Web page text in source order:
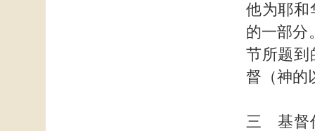
他为耶和
的一部分
节所题到
督（神的
三 基督